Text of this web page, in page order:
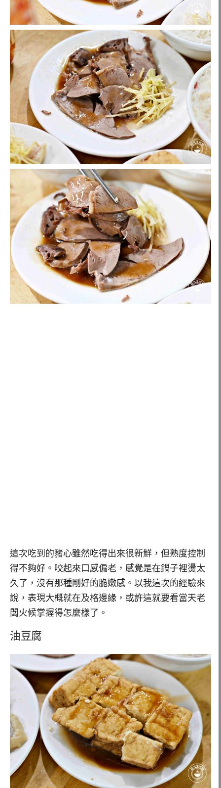
這次吃到的豬心雖然吃得出來很新鮮，但熟度控制
得不夠好。咬起來口感偏老，感覺是在鍋子裡燙太
久了，沒有那種剛好的脆嫩感。以我這次的經驗來
說，表現大概就在及格邊緣，或許這就要看當天老
闆火候掌握得怎麼樣了。
油豆腐